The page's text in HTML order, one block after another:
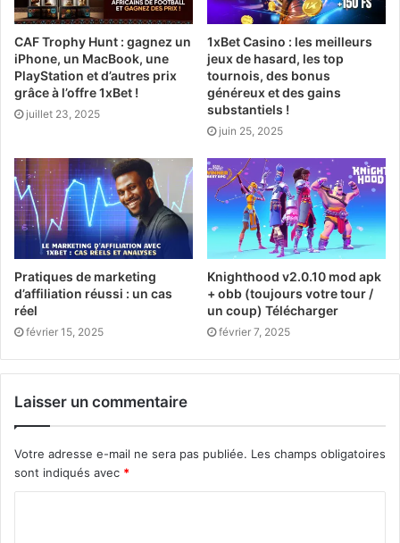
CAF Trophy Hunt : gagnez un
iPhone, un MacBook, une
PlayStation et d’autres prix
grâce à l’offre 1xBet !
juillet 23, 2025
1xBet Casino : les meilleurs
jeux de hasard, les top
tournois, des bonus
généreux et des gains
substantiels !
juin 25, 2025
Pratiques de marketing
d’affiliation réussi : un cas
réel
février 15, 2025
Knighthood v2.0.10 mod apk
+ obb (toujours votre tour /
un coup) Télécharger
février 7, 2025
Laisser un commentaire
Votre adresse e-mail ne sera pas publiée. Les champs obligatoires
sont indiqués avec *